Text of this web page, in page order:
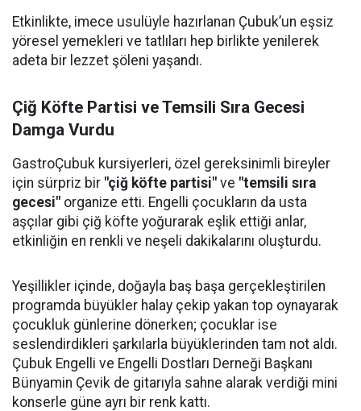
Etkinlikte, imece usulüyle hazırlanan Çubuk’un eşsiz
yöresel yemekleri ve tatlıları hep birlikte yenilerek
adeta bir lezzet şöleni yaşandı.
Çiğ Köfte Partisi ve Temsili Sıra Gecesi
Damga Vurdu
GastroÇubuk kursiyerleri, özel gereksinimli bireyler
için sürpriz bir "çiğ köfte partisi" ve "temsili sıra
gecesi" organize etti. Engelli çocukların da usta
aşçılar gibi çiğ köfte yoğurarak eşlik ettiği anlar,
etkinliğin en renkli ve neşeli dakikalarını oluşturdu.
Yeşillikler içinde, doğayla baş başa gerçekleştirilen
programda büyükler halay çekip yakan top oynayarak
çocukluk günlerine dönerken; çocuklar ise
seslendirdikleri şarkılarla büyüklerinden tam not aldı.
Çubuk Engelli ve Engelli Dostları Derneği Başkanı
Bünyamin Çevik de gitarıyla sahne alarak verdiği mini
konserle güne ayrı bir renk kattı.